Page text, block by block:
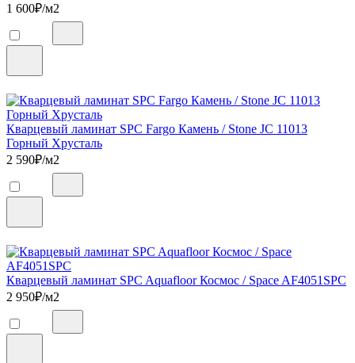
1 600₽/м2
Кварцевый ламинат SPC Fargo Камень / Stone JC 11013
Горный Хрусталь
2 590₽/м2
Кварцевый ламинат SPC Aquafloor Космос / Space AF4051SPC
2 950₽/м2